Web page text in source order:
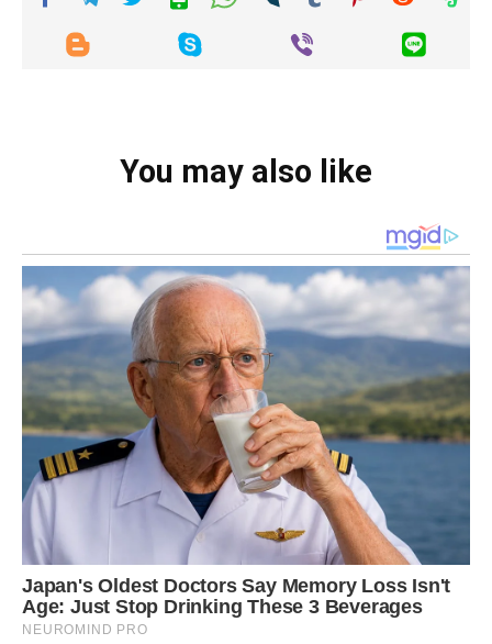
You may also like